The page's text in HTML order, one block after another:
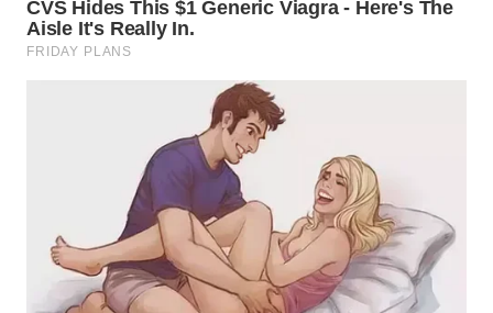
WN
GORONTALO
WN
MALUT